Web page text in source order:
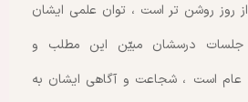
روز روشن تر است ، توان علمی ایشان
جلسات درسشان مبیّن این مطلب و
عام است ، شجاعت و آگاهی ایشان به